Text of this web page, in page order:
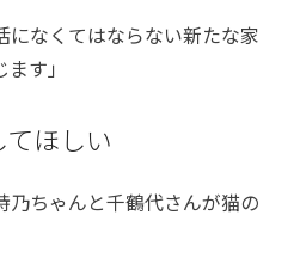
になくてはならない新たな家
す」
ほしい
ちゃんと千鶴代さんが猫の